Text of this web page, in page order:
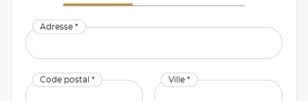
Adresse *
Code postal * Ville *